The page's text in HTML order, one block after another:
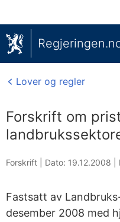
Lover og regler
Forskrift om
Forskrift | Dato: 19.12.2008
Fastsatt av
desember 2008 med